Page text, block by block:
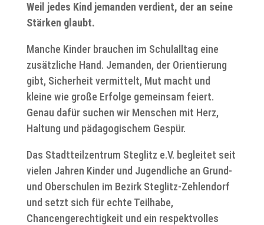
Weil jedes Kind jemanden verdient, der an seine
Stärken glaubt.
Manche Kinder brauchen im Schulalltag eine
zusätzliche Hand. Jemanden, der Orientierung
gibt, Sicherheit vermittelt, Mut macht und
kleine wie große Erfolge gemeinsam feiert.
Genau dafür suchen wir Menschen mit Herz,
Haltung und pädagogischem Gespür.
Das Stadtteilzentrum Steglitz e.V. begleitet seit
vielen Jahren Kinder und Jugendliche an Grund-
und Oberschulen im Bezirk Steglitz-Zehlendorf
und setzt sich für echte Teilhabe,
Chancengerechtigkeit und ein respektvolles